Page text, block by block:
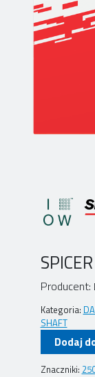
Producent:
Kategoria:
SHAFT
Dodaj
Znaczniki: